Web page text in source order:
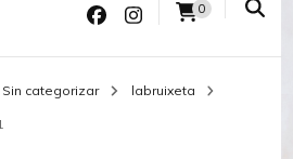
0
Sin categorizar labruixeta